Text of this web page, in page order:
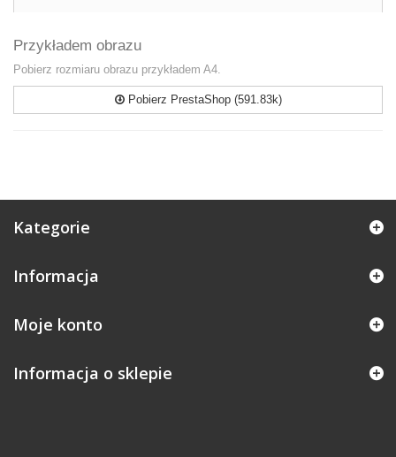
Przykładem obrazu
Pobierz rozmiaru obrazu przykładem A4.
Pobierz PrestaShop (591.83k)
Kategorie
Informacja
Moje konto
Informacja o sklepie